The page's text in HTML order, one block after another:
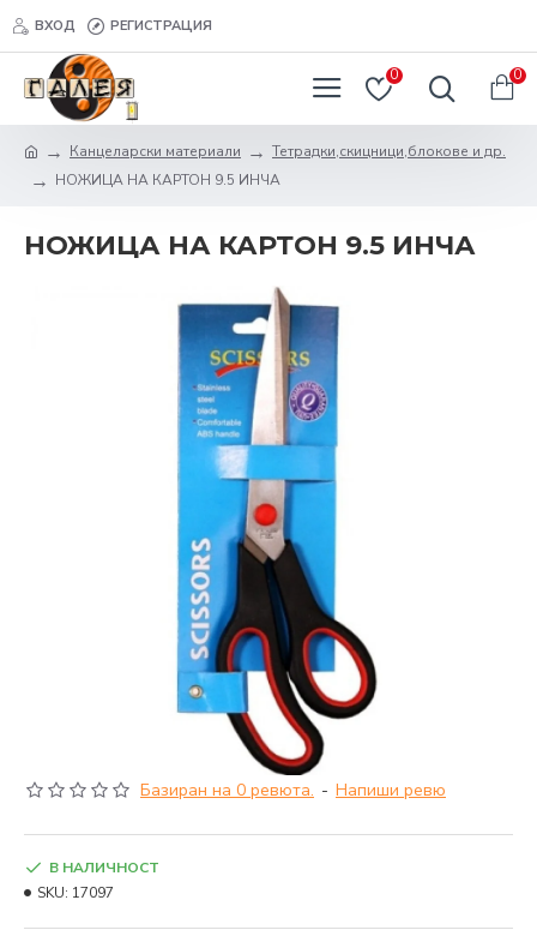
ВХОД РЕГИСТРАЦИЯ
0 0
Канцеларски материали
Тетрадки,скицници,блокове и др.
НОЖИЦА НА КАРТОН 9.5 ИНЧА
НОЖИЦА НА КАРТОН 9.5 ИНЧА
Базиран на 0 ревюта. - Напиши ревю
В НАЛИЧНОСТ
SKU: 17097